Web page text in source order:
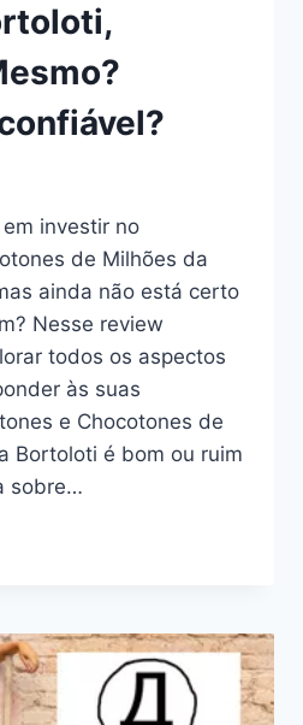
investir no
de Milhões da
ainda não está certo
Nesse review
todos os aspectos
às suas
e Chocotones de
Bortoloti é bom ou ruim
sobre…